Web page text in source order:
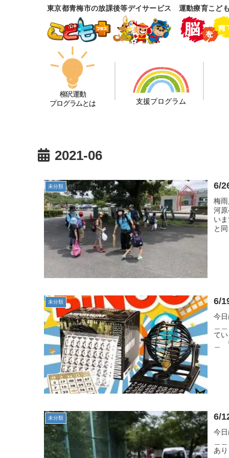
東京都青梅市の放課後等デイサービス 運動療育こど
柳沢運動
プログラムとは
支援プログラム
2021-06
未分類
梅
河
い
と
未分類
今
て
＿
未分類
今
あ